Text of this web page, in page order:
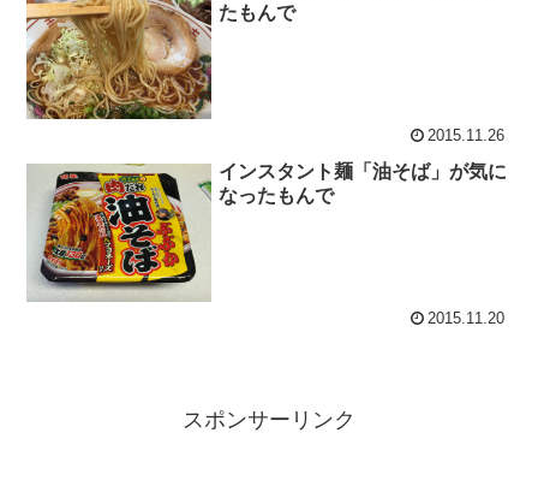
たもんで
2015.11.26
インスタント麺「油そば」が気に
なったもんで
2015.11.20
スポンサーリンク